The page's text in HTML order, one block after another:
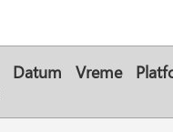
Datum Vreme